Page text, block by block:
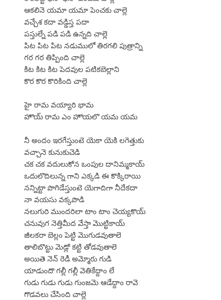
ఆకలినె యమా యమా పెంచకు చాల్లె
వచ్చేశ కదా వడ్డిస్త పదా
పస్తుల్నే పడి పడి ఉన్నది చాల్లె
పిట పిట పిట నడుములో తిరగలి పుత్రాన్ని
గర గర తిప్పింది చాల్లె
కిట కిట కిట పెదవుల పటికబెల్లాని
కొర కొర కొరికింది చాల్లె
హై రామ వయ్యారి భామ
హొయ్ రామ ఎం హొయలొ యమ యమ
నీ అందం ఇరగేస్తుంటె యెకా యెకి లగెత్తుకు
వచ్చానె కునుకుచెడి
చక చక వదులుకోన ఒంపుల దానిమ్మకాయ్
ఒదులొదిలున్న గాని ఎక్కడి ఈ కొక్కిరాయి
నన్నిట్టా పొగిడేస్తుంటె యెగాదిగా నీదేకదా
నా వయసు వక్కపొడి
నలుగురి ముందరిలా టాం టాం చెయ్యకొయ్
చనువుగ నెత్తిమీద వేస్తా మొట్టికాయ్
జీలకరా బెల్లం పెట్టి మొగుడవుతాలె
తాలిబొట్టు మెడ్లో కట్టి తోడవుతాలె
అయితె నెన్ రెడీ అమ్మోరు గుడి
యాడుందొ గల్లీ గల్లీ వెతికేద్దాం లే
గుడు గుడు గుడు గుంజమె ఆడేద్దాం రావె
గొడవలు చేసింది చాల్లె